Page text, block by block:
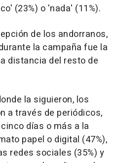
(23%) o 'nada' (11%).
de los andorranos,
la campaña fue la
distancia del resto de
la siguieron, los
a través de periódicos,
días o más a la
papel o digital (47%),
redes sociales (35%) y